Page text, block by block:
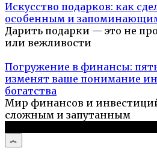
Искусство подарков: как
особенным и
Дарить подарки — это не
или вежливости
Погружение в финансы:
изменят ваше понимание
богатства
Мир финансов и
сложным и запутанным